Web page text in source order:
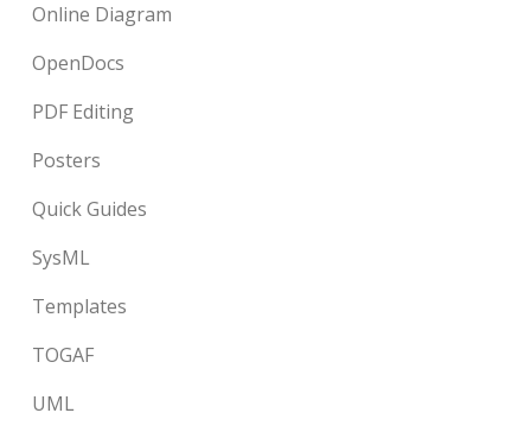
Online Diagram
OpenDocs
PDF Editing
Posters
Quick Guides
SysML
Templates
TOGAF
UML